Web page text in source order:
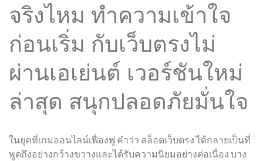
จริงไหม ทำความเข้าใจ
ก่อนเริ่ม กับเว็บตรงไม่
ผ่านเอเย่นต์ เวอร์ชันใหม่
ล่าสุด สนุกปลอดภัยมั่นใจ
ในยุคที่เกมออนไลน์เฟื่องฟู คำว่า สล็อตเว็บตรง ได้กลายเป็นที่
พูดถึงอย่างกว้างขวางและได้รับความนิยมอย่างต่อเนื่อง บาง